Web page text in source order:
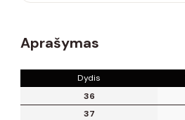
Aprašymas
Dydis
36
37